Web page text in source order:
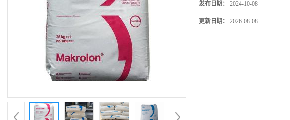
发布日期： 2024-10-08
更新日期： 2026-08-08